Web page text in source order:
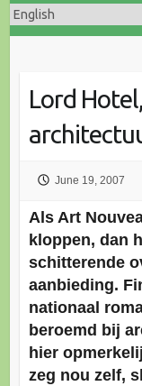
Lord
June 19, 2007
Als Art
kloppen, dan
schitterende
aanbieding.
nationaal
beroemd bij
hier
zeg nou zelf,